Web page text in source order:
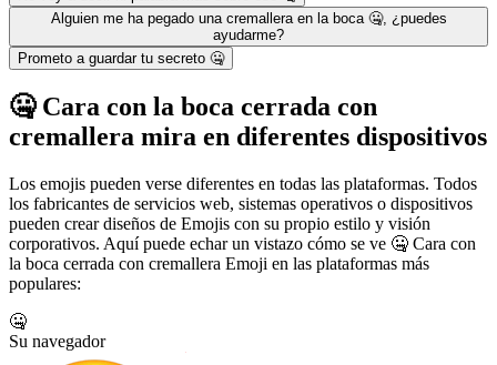
Alguien me ha pegado una cremallera en la boca 🤐, ¿puedes
ayudarme?
Prometo a guardar tu secreto 🤐
🤐 Cara con la boca cerrada con
cremallera mira en diferentes dispositivos
Los emojis pueden verse diferentes en todas las plataformas. Todos
los fabricantes de servicios web, sistemas operativos o dispositivos
pueden crear diseños de Emojis con su propio estilo y visión
corporativos. Aquí puede echar un vistazo cómo se ve 🤐 Cara con
la boca cerrada con cremallera Emoji en las plataformas más
populares:
🤐
Su navegador